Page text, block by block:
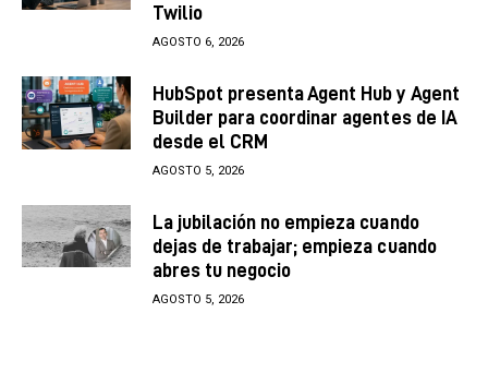
Twilio
AGOSTO 6, 2026
HubSpot presenta Agent Hub y Agent
Builder para coordinar agentes de IA
desde el CRM
AGOSTO 5, 2026
La jubilación no empieza cuando
dejas de trabajar; empieza cuando
abres tu negocio
AGOSTO 5, 2026